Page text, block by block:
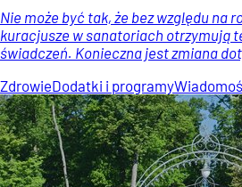
Nie może być tak, że bez względu na
kuracjusze w sanatoriach otrzymują
świadczeń. Konieczna jest zmiana
ZdrowieDodatki i programy